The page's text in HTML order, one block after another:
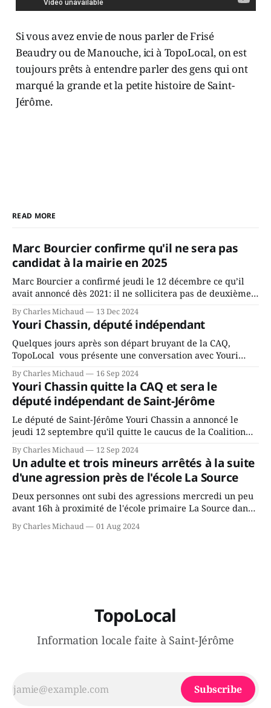
Si vous avez envie de nous parler de Frisé
Beaudry ou de Manouche, ici à TopoLocal, on est
toujours prêts à entendre parler des gens qui ont
marqué la grande et la petite histoire de Saint-
Jérôme.
READ MORE
Marc Bourcier confirme qu'il ne sera pas
candidat à la mairie en 2025
Marc Bourcier a confirmé jeudi le 12 décembre ce qu’il
avait annoncé dès 2021: il ne sollicitera pas de deuxième
mandat à titre de maire de Saint-Jérôme. Bourcier en a
fait l’annonce en s’adressant aux employés de la ville,
rassemblés en soirée pour leur traditionnel souper
By Charles Michaud 13 Dec 2024
Youri Chassin, député indépendant
Quelques jours après son départ bruyant de la CAQ,
TopoLocal vous présente une conversation avec Youri
Chassin. Nous avons causé de sa décision. Y songeait-il
depuis longtemps? Sera-t-il candidat indépendant dans 2
ans? Joindrait-il un autre parti, par exemple les
conservateurs d’Éric Duhaime? Que lui
By Charles Michaud 16 Sep 2024
Youri Chassin quitte la CAQ et sera le
député indépendant de Saint-Jérôme
Le député de Saint-Jérôme Youri Chassin a annoncé le
jeudi 12 septembre qu'il quitte le caucus de la Coalition
Avenir Québec de François Legault parce qu'il est déçu du
gouvernement de la CAQ, surtout de son incapacité, qu'il
juge chronique, à offrir des
By Charles Michaud 12 Sep 2024
Un adulte et trois mineurs arrêtés à la suite
d'une agression près de l'école La Source
Deux personnes ont subi des agressions mercredi un peu
avant 16h à proximité de l'école primaire La Source dans
le secteur Bellefeuille de Saint-Jérôme. L'une de deux
victimes aurait été écrasée sous un véhicule et aspergée
By Charles Michaud 01 Aug 2024
TopoLocal
Information locale faite à Saint-Jérôme
Subscribe